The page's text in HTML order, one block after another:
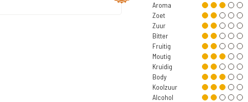
Aroma
Zoet
Zuur
Bitter
Fruitig
Moutig
Kruidig
Body
Koolzuur
Alcohol